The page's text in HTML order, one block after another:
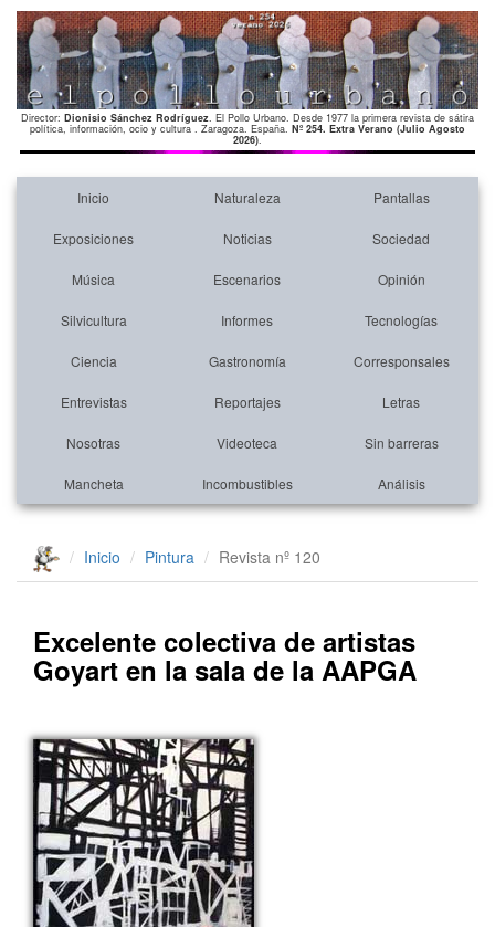
Director: Dionisio Sánchez Rodríguez. El Pollo Urbano. Desde 1977 la primera revista de sátira
política, información, ocio y cultura . Zaragoza. España. Nº 254. Extra Verano (Julio Agosto
2026).
Inicio Naturaleza Pantallas
Exposiciones Noticias Sociedad
Música Escenarios Opinión
Silvicultura Informes Tecnologías
Ciencia Gastronomía Corresponsales
Entrevistas Reportajes Letras
Nosotras Videoteca Sin barreras
Mancheta Incombustibles Análisis
Inicio Pintura Revista nº 120
Excelente colectiva de artistas
Goyart en la sala de la AAPGA